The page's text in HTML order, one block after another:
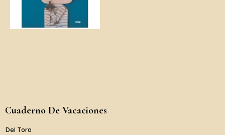
Cuaderno De Vacaciones
Del Toro